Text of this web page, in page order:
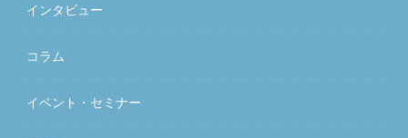
インタビュー
コラム
イベント・セミナー